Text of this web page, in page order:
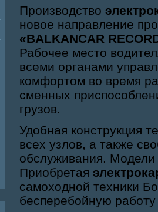
Производство
новое направление
«BALKANCAR
Рабочее место
всеми органами
комфортом во время
сменных
грузов.
Удобная конструкция
всех узлов, а также
обслуживания.
Приобретая
самоходной техники
бесперебойную